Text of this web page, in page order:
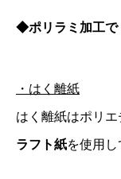
◆ポリラミ加工で
・はく離紙
はく離紙はポリ
ラフト紙を使用し